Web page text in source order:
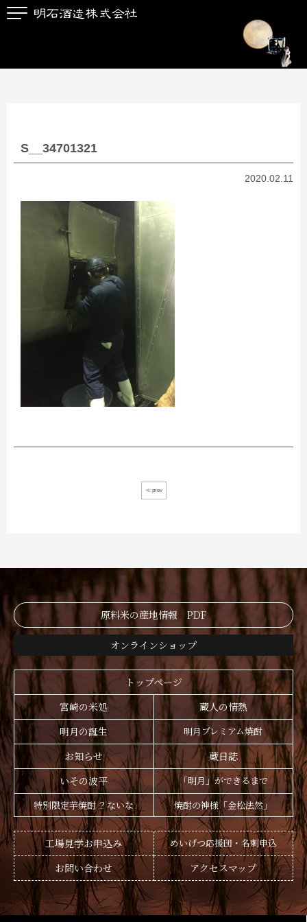
S__34701321
2020.02.11
≪ prev
原料米の産地情報 PDF
オンラインショップ
トップページ
宮崎の米処
蔵人の情熱
明月の誕生
明月プレミアム焼酎
お知らせ
蔵日誌
いその波平
「明月」ができるまで
特別限定芋焼酎 ？ないな
焼酎の神様「金松法然」
工場見学お申込み めいげつ応援団・名刺申込
お問い合わせ アクセスマップ